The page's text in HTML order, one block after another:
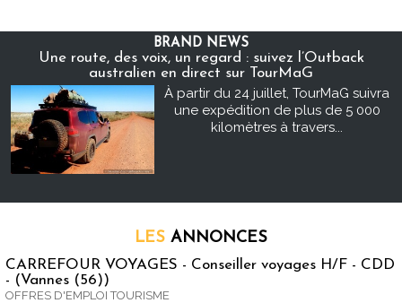
BRAND NEWS
Une route, des voix, un regard : suivez l’Outback
australien en direct sur TourMaG
À partir du 24 juillet, TourMaG suivra
une expédition de plus de 5 000
kilomètres à travers...
LES ANNONCES
CARREFOUR VOYAGES - Conseiller voyages H/F - CDD
- (Vannes (56))
OFFRES D'EMPLOI TOURISME